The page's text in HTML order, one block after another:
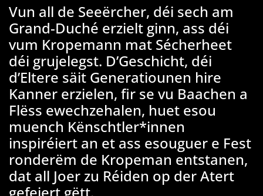
Vun all de Seeërcher, déi sech am
Grand-Duché erzielt ginn, ass déi
vum Kropemann mat Sécherheet
déi grujelegst. D’Geschicht, déi
d’Eltere säit Generatiounen hire
Kanner erzielen, fir se vu Baachen a
Flëss ewechzehalen, huet esou
muench Kënschtler*innen
inspiréiert an et ass esouguer e Fest
ronderëm de Kropeman entstanen,
dat all Joer zu Réiden op der Atert